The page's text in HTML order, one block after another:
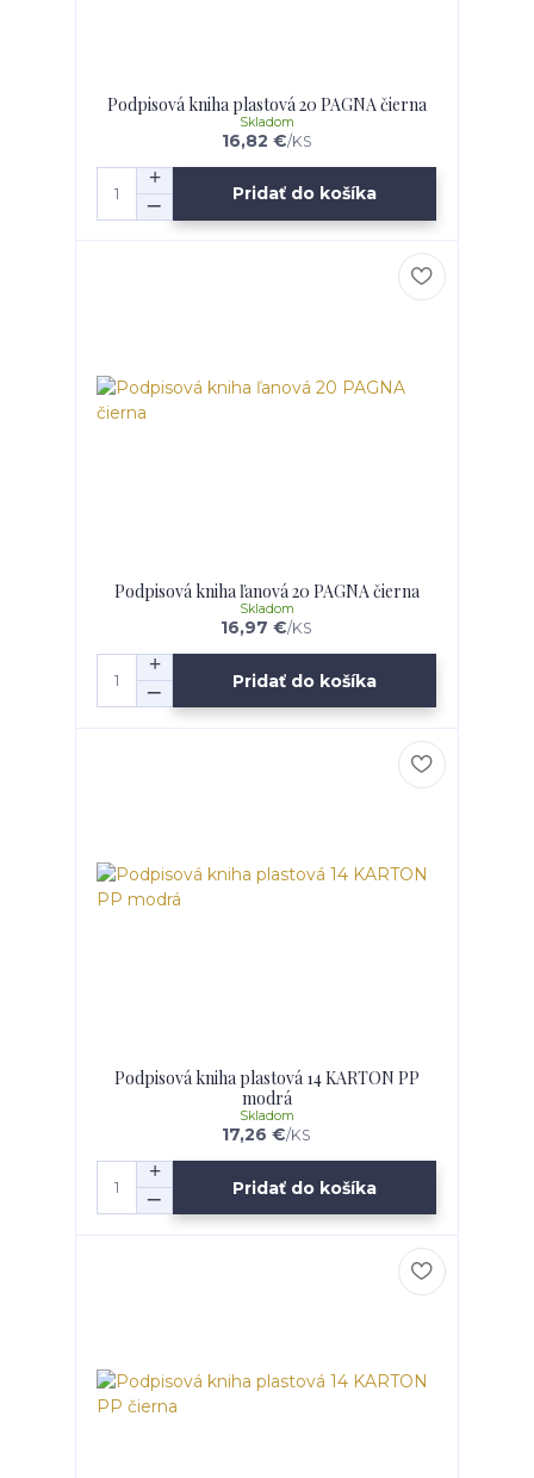
Podpisová kniha plastová 20 PAGNA čierna
16,82 €/KS
Skladom
Pridať do košíka
Podpisová kniha ľanová 20 PAGNA čierna
16,97 €/KS
Skladom
Pridať do košíka
Podpisová kniha plastová 14 KARTON PP
modrá
17,26 €/KS
Skladom
Pridať do košíka